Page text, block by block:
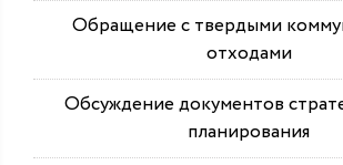
Обращение с твердыми
отходами
Обсуждение документов
планирования